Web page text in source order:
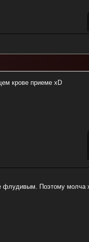
крове приеме xD
флудивым. Поэтому молча